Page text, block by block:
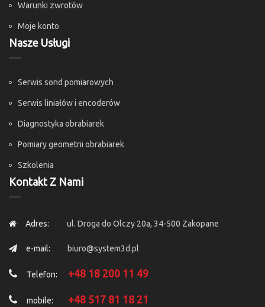
Warunki zwrotów
Moje konto
Nasze Usługi
Serwis sond pomiarowych
Serwis liniałów i encoderów
Diagnostyka obrabiarek
Pomiary geometrii obrabiarek
Szkolenia
Kontakt Z Nami
Adres: ul. Droga do Olczy 20a, 34-500 Zakopane
e-mail: biuro@system3d.pl
Telefon: +48 18 200 11 49
mobile: +48 517 81 18 21